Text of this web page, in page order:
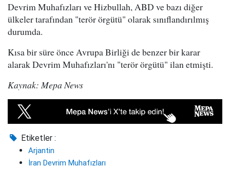
Devrim Muhafızları ve Hizbullah, ABD ve bazı diğer
ülkeler tarafından "terör örgütü" olarak sınıflandırılmış
durumda.
Kısa bir süre önce Avrupa Birliği de benzer bir karar
alarak Devrim Muhafızları'nı "terör örgütü" ilan etmişti.
Kaynak: Mepa News
Etiketler :
Arjantin
İran Devrim Muhafızları